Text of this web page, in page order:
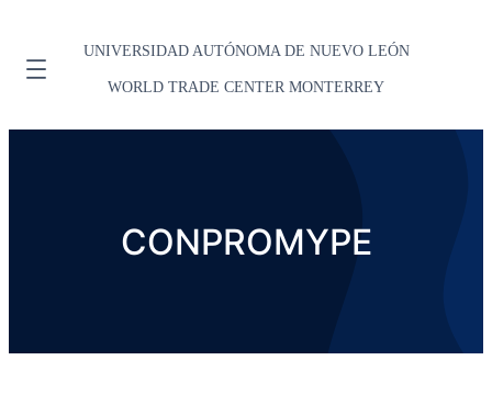
UNIVERSIDAD AUTÓNOMA DE NUEVO LEÓN
WORLD TRADE CENTER MONTERREY
CONPROMYPE